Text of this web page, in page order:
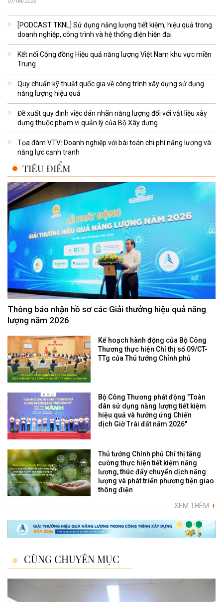
[PODCAST TKNL] Sử dụng năng lượng tiết kiệm, hiệu quả trong
doanh nghiệp, công trình và hệ thống điện hiện đại
Kết nối Cộng đồng Hiệu quả năng lượng Việt Nam khu vực miền
Trung
Quy chuẩn kỹ thuật quốc gia về công trình xây dựng sử dụng
năng lượng hiệu quả
Đề xuất quy định việc dán nhãn năng lượng đối với vật liệu xây
dựng thuộc phạm vi quản lý của Bộ Xây dựng
Tọa đàm VTV: Doanh nghiệp với bài toán chi phí năng lượng và
năng lực cạnh tranh
TIÊU ĐIỂM
Thông báo nhận hồ sơ các Giải thưởng hiệu quả năng
lượng năm 2026
Kế hoạch hành động của Bộ Công
Thương thực hiện Chỉ thị số 09/CT-
TTg của Thủ tướng Chính phủ
Bộ Công Thương phát động "Toàn
dân sử dụng năng lượng tiết kiệm
hiệu quả và hưởng ứng Chiến
dịch Giờ Trái đất năm 2026"
Thủ tướng Chính phủ Chỉ thị tăng
cường thực hiện tiết kiệm năng
lượng, thúc đẩy chuyển dịch năng
lượng và phát triển phương tiện giao
thông điện
XEM THÊM +
CÙNG CHUYÊN MỤC